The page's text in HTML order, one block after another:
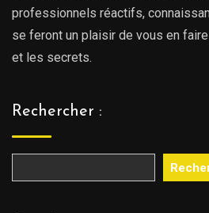
professionnels réactifs,
se feront un plaisir de vous en
et les secrets.
Rechercher :